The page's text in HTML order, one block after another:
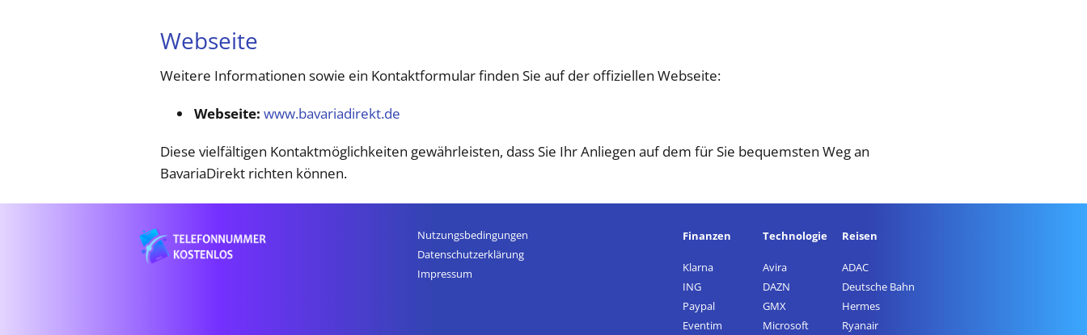
Webseite
Weitere Informationen sowie ein Kontaktformular finden Sie auf der offiziellen Webseite:​
Webseite: www.bavariadirekt.de
Diese vielfältigen Kontaktmöglichkeiten gewährleisten, dass Sie Ihr Anliegen auf dem für Sie bequemsten Weg an
BavariaDirekt richten können.
Nutzungsbedingungen
Datenschutz­erklärung
Impressum
Finanzen
Klarna
ING
Paypal
Eventim
Technologie
Avira
DAZN
GMX
Microsoft
Reisen
ADAC
Deutsche Bahn
Hermes
Ryanair